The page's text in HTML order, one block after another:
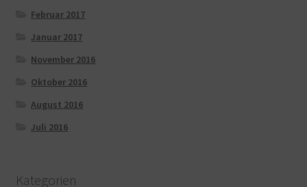
Februar 2017
Januar 2017
November 2016
Oktober 2016
August 2016
Juli 2016
Kategorien